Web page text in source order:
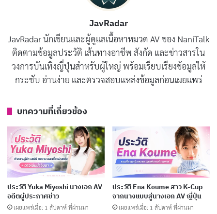
IdeaPocket ในปี 2015 และมีผลงานต่อเนื่องจนถึงปี 2018
ก่อนจะเว้นช่วงไประยะหนึ่ง และกลับมาอีกครั้งในปี 2023
กับค่าย Madonna ในบทบาทที่แตกต่างออกไป โดยเฉพาะ
ในสายงานที่เรียกว่า “Jukujo” หรือนักแสดงผู้ใหญ่ ซึ่งเป็น
ตลาดที่มีผู้ติดตามเฉพาะกลุ่มจำนวนมาก
ประวัติ Yuuka Waraku อดีตหญิงโยชิวาระสู่นางเอก
AV ญี่ปุ่นชื่อดัง
เผยแพร่เมื่อ: 4 วัน ที่ผ่านมา
ประวัติ Yuno Sakura นางเอก AV เสียงน่ารักดาวรุ่ง
เผยแพร่เมื่อ: 5 วัน ที่ผ่านมา
JavRadar
JavRadar นักเขียนและผู้ดูแลเนื้อหาหมวด AV ของ NaniTalk
ติดตามข้อมูลประวัติ เส้นทางอาชีพ สังกัด และข่าวสารใน
วงการบันเทิงญี่ปุ่นสำหรับผู้ใหญ่ พร้อมเรียบเรียงข้อมูลให้
กระชับ อ่านง่าย และตรวจสอบแหล่งข้อมูลก่อนเผยแพร่
บทความที่เกี่ยวข้อง
ประวัติ Yuka Miyoshi นางเอก AV
อดีตผู้ประกาศข่าว
เผยแพร่เมื่อ: 1 สัปดาห์ ที่ผ่านมา
ประวัติ Ena Koume สาว K-Cup
จากนางแบบสู่นางเอก AV ญี่ปุ่น
เผยแพร่เมื่อ: 1 สัปดาห์ ที่ผ่านมา